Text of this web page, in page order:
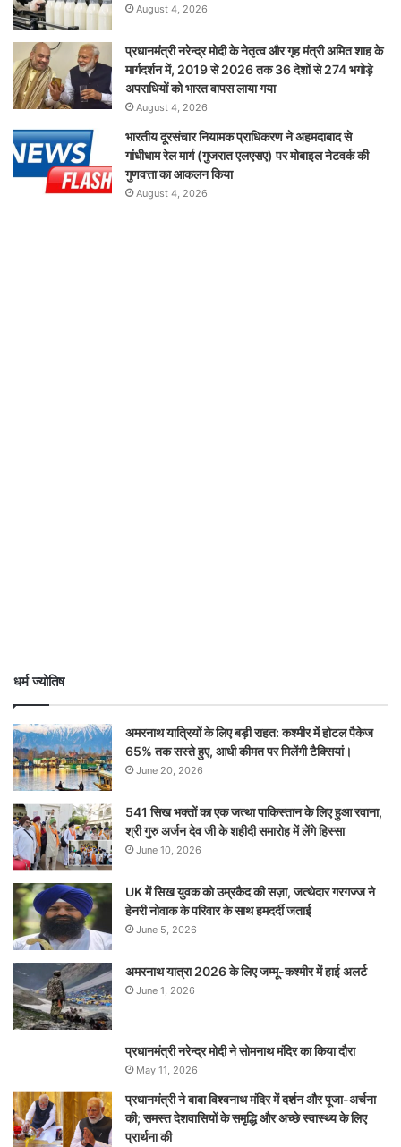
August 4, 2026
प्रधानमंत्री नरेन्द्र मोदी के नेतृत्व और गृह मंत्री अमित शाह के
मार्गदर्शन में, 2019 से 2026 तक 36 देशों से 274 भगोड़े
अपराधियों को भारत वापस लाया गया
August 4, 2026
भारतीय दूरसंचार नियामक प्राधिकरण ने अहमदाबाद से
गांधीधाम रेल मार्ग (गुजरात एलएसए) पर मोबाइल नेटवर्क की
गुणवत्ता का आकलन किया
August 4, 2026
धर्म ज्योतिष
अमरनाथ यात्रियों के लिए बड़ी राहत: कश्मीर में होटल पैकेज
65% तक सस्ते हुए, आधी कीमत पर मिलेंगी टैक्सियां।
June 20, 2026
541 सिख भक्तों का एक जत्था पाकिस्तान के लिए हुआ रवाना,
श्री गुरु अर्जन देव जी के शहीदी समारोह में लेंगे हिस्सा
June 10, 2026
UK में सिख युवक को उम्रकैद की सज़ा, जत्थेदार गरगज्ज ने
हेनरी नोवाक के परिवार के साथ हमदर्दी जताई
June 5, 2026
अमरनाथ यात्रा 2026 के लिए जम्मू-कश्मीर में हाई अलर्ट
June 1, 2026
प्रधानमंत्री नरेन्‍द्र मोदी ने सोमनाथ मंदिर का किया दौरा
May 11, 2026
प्रधानमंत्री ने बाबा विश्वनाथ मंदिर में दर्शन और पूजा-अर्चना
की; समस्‍त देशवासियों के समृद्धि और अच्छे स्वास्थ्य के लिए
प्रार्थना की